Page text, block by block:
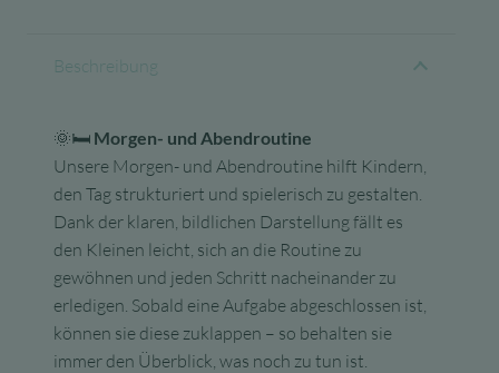
Beschreibung
🌞🛏️ Morgen- und Abendroutine
Unsere Morgen- und Abendroutine hilft Kindern,
den Tag strukturiert und spielerisch zu gestalten.
Dank der klaren, bildlichen Darstellung fällt es
den Kleinen leicht, sich an die Routine zu
gewöhnen und jeden Schritt nacheinander zu
erledigen. Sobald eine Aufgabe abgeschlossen ist,
können sie diese zuklappen – so behalten sie
immer den Überblick, was noch zu tun ist.